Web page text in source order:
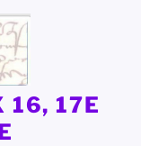
16, 17E